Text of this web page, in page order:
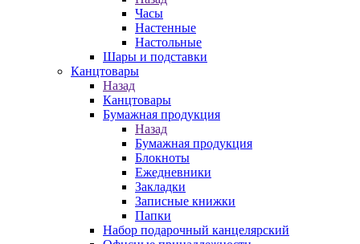
Часы
Настенные
Настольные
Шары и подставки
Канцтовары
Назад
Канцтовары
Бумажная продукция
Назад
Бумажная продукция
Блокноты
Ежедневники
Закладки
Записные книжки
Папки
Набор подарочный канцелярский